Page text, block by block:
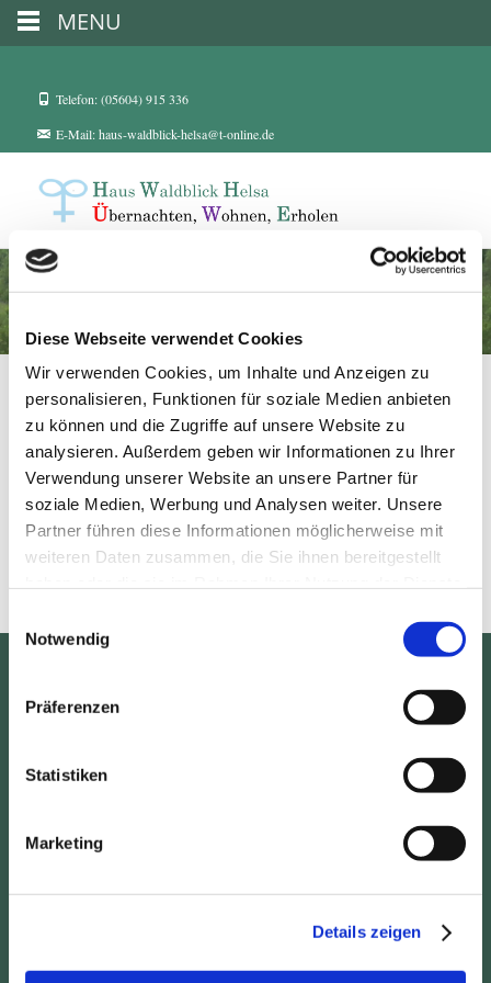
Diese Webseite verwendet Cookies
Wir verwenden Cookies, um Inhalte und Anzeigen zu
personalisieren, Funktionen für soziale Medien anbieten
zu können und die Zugriffe auf unsere Website zu
analysieren. Außerdem geben wir Informationen zu Ihrer
Verwendung unserer Website an unsere Partner für
soziale Medien, Werbung und Analysen weiter. Unsere
Partner führen diese Informationen möglicherweise mit
weiteren Daten zusammen, die Sie ihnen bereitgestellt
Notwendig
Präferenzen
Statistiken
Marketing
Details zeigen
Telefon: (05604) 915 336
E-Mail: haus-waldblick-helsa@t-online.de
Flyer – Gesundheitspraxis
Anschrift
Feldweg 15
Kontakt
MENU